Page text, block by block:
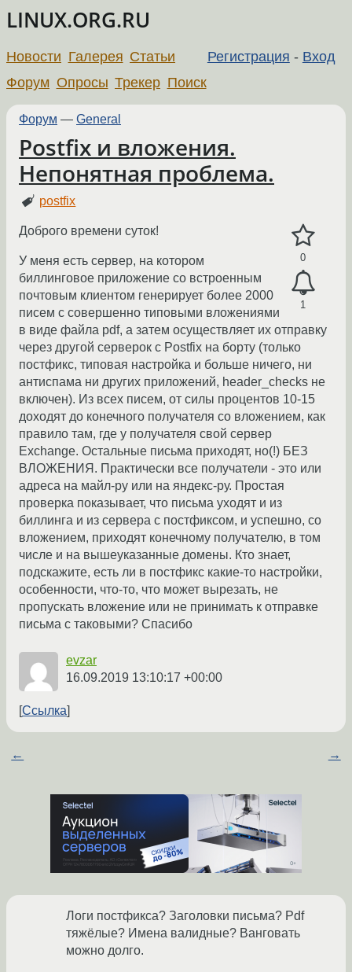
LINUX.ORG.RU
Регистрация - Вход
Новости Галерея Статьи
Форум Опросы Трекер Поиск
Форум — General
Postfix и вложения.
Непонятная проблема.
postfix
0
1
Доброго времени суток!
У меня есть сервер, на котором
биллинговое приложение со встроенным
почтовым клиентом генерирует более 2000
писем с совершенно типовыми вложениями
в виде файла pdf, а затем осуществляет их отправку
через другой серверок с Postfix на борту (только
постфикс, типовая настройка и больше ничего, ни
антиспама ни других приложений, header_checks не
включен). Из всех писем, от силы процентов 10-15
доходят до конечного получателя со вложением, как
правило там, где у получателя свой сервер
Exchange. Остальные письма приходят, но(!) БЕЗ
ВЛОЖЕНИЯ. Практически все получатели - это или
адреса на майл-ру или на яндекс-ру. Простая
проверка показывает, что письма уходят и из
биллинга и из сервера с постфиксом, и успешно, со
вложением, приходят конечному получателю, в том
числе и на вышеуказанные домены. Кто знает,
подскажите, есть ли в постфикс какие-то настройки,
особенности, что-то, что может вырезать, не
пропускать вложение или не принимать к отправке
письма с таковыми? Спасибо
evzar
16.09.2019 13:10:17 +00:00
Ссылка
← →
Логи постфикса? Заголовки письма? Pdf
тяжёлые? Имена валидные? Ванговать
можно долго.